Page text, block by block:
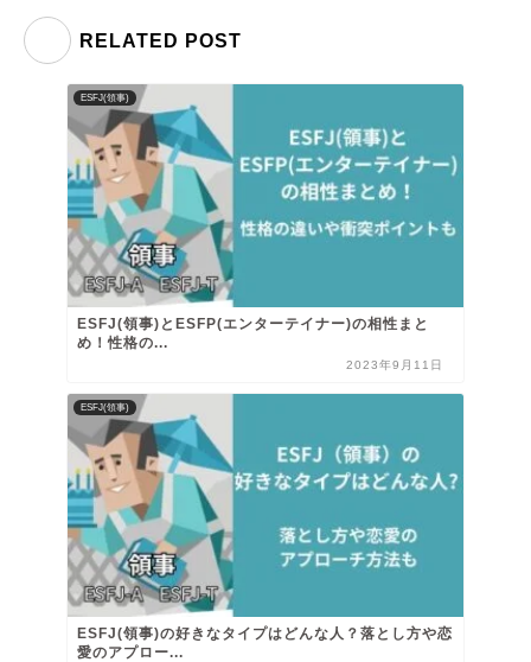
RELATED POST
ESFJ(領事)
ESFJ(領事)とESFP(エンターテイナー)の相性まと
め！性格の...
2023年9月11日
ESFJ(領事)
ESFJ(領事)の好きなタイプはどんな人？落とし方や恋
愛のアプロー...